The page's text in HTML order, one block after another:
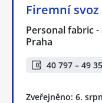
Firemní svoz
Personal fabric
Praha
40 797 – 49
Zveřejněno: 6.